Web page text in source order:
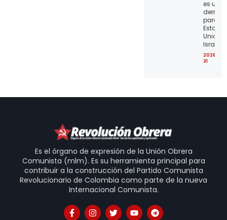
es una
derrota
para
Unidos
Israel
2026-
31
Es el órgano de expresión de la Unión Obrera
Comunista (mlm). Es su herramienta principal para
contribuir a la construcción del Partido Comunista
Revolucionario de Colombia como parte de la nueva
Internacional Comunista.